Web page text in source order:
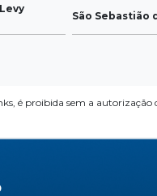
São Sebastião
é proibida sem a